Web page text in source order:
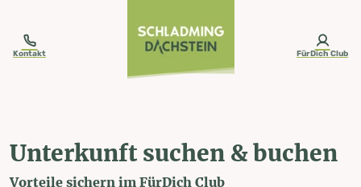
Kontakt FürDich Club
Unterkunft suchen & buchen
Vorteile sichern im FürDich Club